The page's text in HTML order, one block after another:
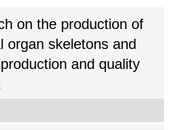
on the production of
organ skeletons and
and quality